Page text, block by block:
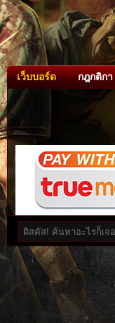
เว็บบอร์ด กฎกติกา